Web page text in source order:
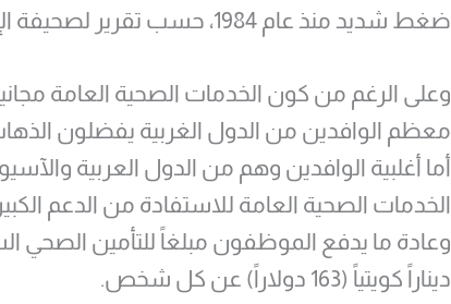
ضغط شديد منذ عام 1984، حسب تقرير لصحيفة الإندبندنت البريطانية
وعلى الرغم من كون الخدمات الصحية العامة
معظم الوافدين من الدول الغربية يفضلون
أما أغلبية الوافدين وهم من الدول العربية
الخدمات الصحية العامة للاستفادة من الدعم
ديناراً كويتياً (163 دولاراً) عن كل شخص.